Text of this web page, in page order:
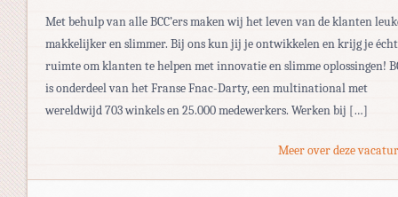
Met behulp van alle BCC’ers maken wij het leven van de klanten
makkelijker en slimmer. Bij ons kun jij je ontwikkelen en krijg je
ruimte om klanten te helpen met innovatie en slimme oplossingen!
is onderdeel van het Franse Fnac-Darty, een multinational met
wereldwijd 703 winkels en 25.000 medewerkers. Werken bij […]
Meer over deze